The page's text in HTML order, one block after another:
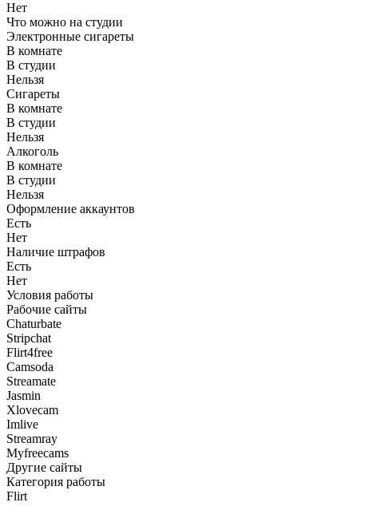
Нет
Что можно на студии
Электронные сигареты
В комнате
В студии
Нельзя
Сигареты
В комнате
В студии
Нельзя
Алкоголь
В комнате
В студии
Нельзя
Оформление аккаунтов
Есть
Нет
Наличие штрафов
Есть
Нет
Условия работы
Рабочие сайты
Chaturbate
Stripchat
Flirt4free
Camsoda
Streamate
Jasmin
Xlovecam
Imlive
Streamray
Myfreecams
Другие сайты
Категория работы
Flirt